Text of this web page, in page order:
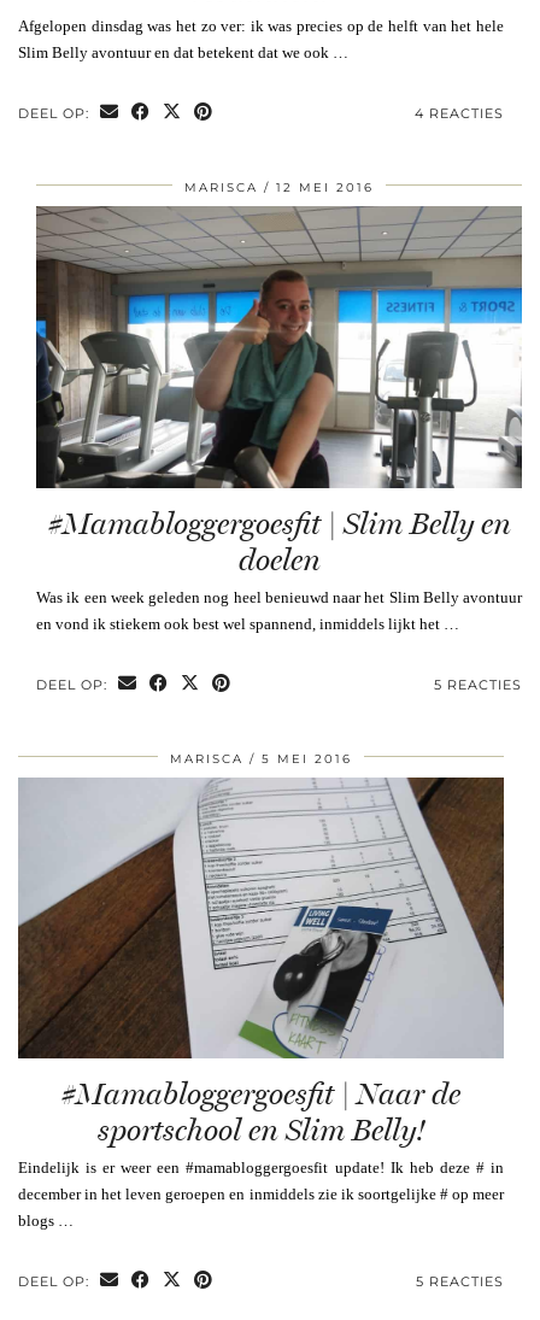
Afgelopen dinsdag was het zo ver: ik was precies op de helft van het hele
Slim Belly avontuur en dat betekent dat we ook …
DEEL OP: 4 REACTIES
MARISCA 12 MEI 2016
#Mamabloggergoesfit | Slim Belly en
doelen
Was ik een week geleden nog heel benieuwd naar het Slim Belly avontuur
en vond ik stiekem ook best wel spannend, inmiddels lijkt het …
DEEL OP: 5 REACTIES
MARISCA 5 MEI 2016
#Mamabloggergoesfit | Naar de
sportschool en Slim Belly!
Eindelijk is er weer een #mamabloggergoesfit update! Ik heb deze # in
december in het leven geroepen en inmiddels zie ik soortgelijke # op meer
blogs …
DEEL OP: 5 REACTIES